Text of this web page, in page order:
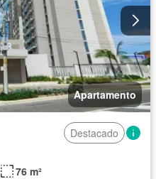
Apartamento
Destacado
76 m²